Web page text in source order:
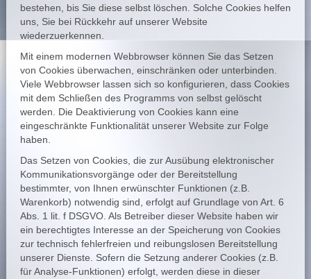
bestehen, bis Sie diese selbst löschen. Solche Cookies helfen
uns, Sie bei Rückkehr auf unserer Website
wiederzuerkennen.
Mit einem modernen Webbrowser können Sie das Setzen
von Cookies überwachen, einschränken oder unterbinden.
Viele Webbrowser lassen sich so konfigurieren, dass Cookies
mit dem Schließen des Programms von selbst gelöscht
werden. Die Deaktivierung von Cookies kann eine
eingeschränkte Funktionalität unserer Website zur Folge
haben.
Das Setzen von Cookies, die zur Ausübung elektronischer
Kommunikationsvorgänge oder der Bereitstellung
bestimmter, von Ihnen erwünschter Funktionen (z.B.
Warenkorb) notwendig sind, erfolgt auf Grundlage von Art. 6
Abs. 1 lit. f DSGVO. Als Betreiber dieser Website haben wir
ein berechtigtes Interesse an der Speicherung von Cookies
zur technisch fehlerfreien und reibungslosen Bereitstellung
unserer Dienste. Sofern die Setzung anderer Cookies (z.B.
für Analyse-Funktionen) erfolgt, werden diese in dieser